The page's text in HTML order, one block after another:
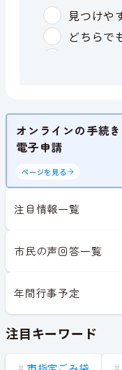
オンラインの手続き
電子申請
ページを見る
注目情報一覧
市民の声回答一覧
年間行事予定
注目キーワード